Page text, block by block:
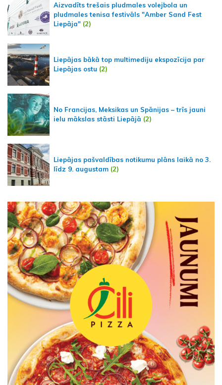
Aizvadīts trešais pludmales volejbola un
pludmales tenisa festivāls "Amber Sand Fest
Liepāja" (2)
Liepājas bākā top multimediju ekspozīcija par
Liepājas ostu (2)
No Francijas, Meksikas un Spānijas – trīs jauni
ielu mākslas stāsti Liepājā (2)
Liepājas pašvaldības notikumu plāns laikā no 3.
līdz 9. augustam (2)